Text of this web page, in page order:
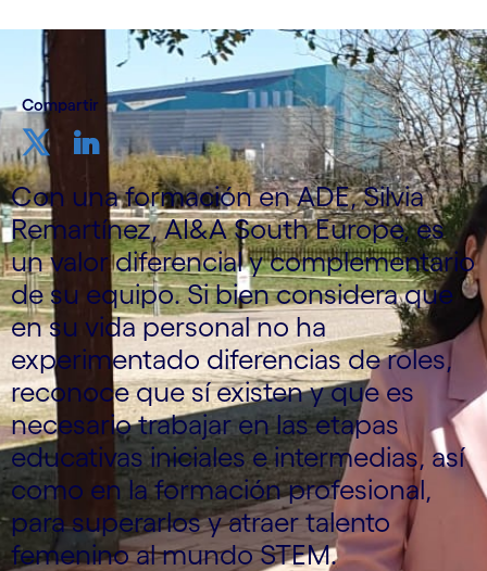
Compartir
Con una formación en ADE, Silvia
Remartínez, AI&A South Europe, es
un valor diferencial y complementario
de su equipo. Si bien considera que
en su vida personal no ha
experimentado diferencias de roles,
reconoce que sí existen y que es
necesario trabajar en las etapas
educativas iniciales e intermedias, así
como en la formación profesional,
para superarlos y atraer talento
femenino al mundo STEM.